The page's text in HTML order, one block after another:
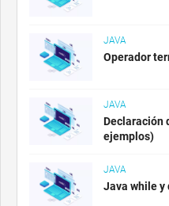
JAVA
Operador
JAVA
Declaración
ejemplos)
JAVA
Java while y